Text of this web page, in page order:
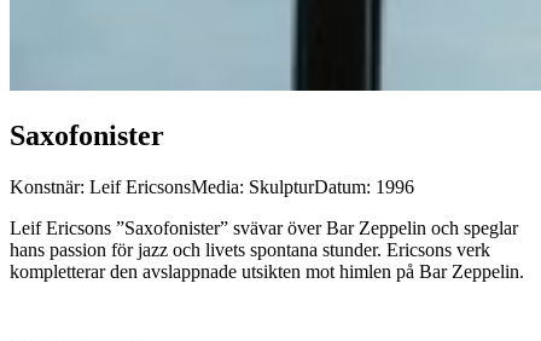
Saxofonister
Konstnär: Leif EricsonsMedia: SkulpturDatum: 1996
Leif Ericsons ”Saxofonister” svävar över Bar Zeppelin och speglar
hans passion för jazz och livets spontana stunder. Ericsons verk
kompletterar den avslappnade utsikten mot himlen på Bar Zeppelin.